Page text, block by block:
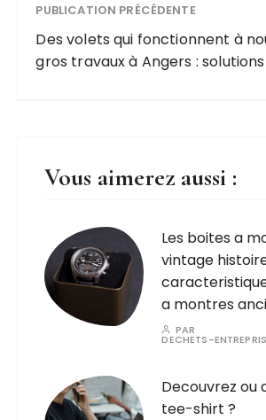
PUBLICATION PRÉCÉDENTE
Des volets qui fonctionnent à
gros travaux à Angers :
Vous aimerez aussi :
Les boites a
vintage
a montres
PAR
DECHETS-
Decouvrez ou
tee-shirt ?